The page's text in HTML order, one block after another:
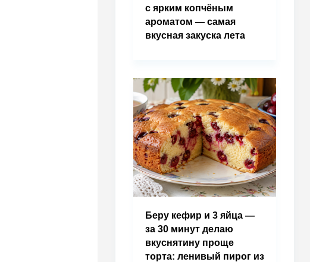
с ярким копчёным
ароматом — самая
вкусная закуска лета
Беру кефир и 3 яйца —
за 30 минут делаю
вкуснятину проще
торта: ленивый пирог из